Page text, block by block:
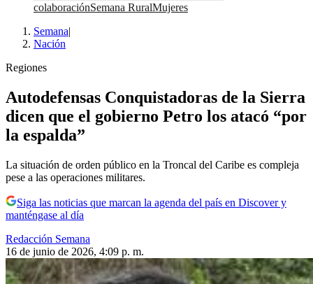
colaboraciónSemana RuralMujeres
Semana|
Nación
Regiones
Autodefensas Conquistadoras de la Sierra
dicen que el gobierno Petro los atacó “por
la espalda”
La situación de orden público en la Troncal del Caribe es compleja
pese a las operaciones militares.
Siga las noticias que marcan la agenda del país en Discover y
manténgase al día
Redacción Semana
16 de junio de 2026, 4:09 p. m.